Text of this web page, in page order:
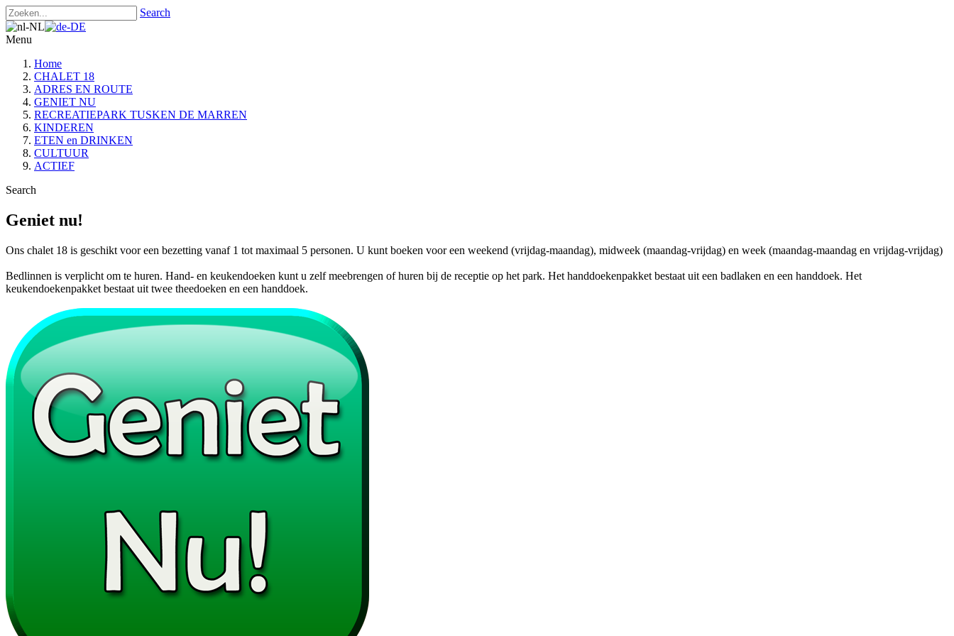
Search
Menu
Home
CHALET 18
ADRES EN ROUTE
GENIET NU
RECREATIEPARK TUSKEN DE MARREN
KINDEREN
ETEN en DRINKEN
CULTUUR
ACTIEF
Search
Geniet nu!
Ons chalet 18 is geschikt voor een bezetting vanaf 1 tot maximaal 5 personen. U kunt boeken voor een weekend (vrijdag-maandag), midweek (maandag-vrijdag) en week (maandag-maandag en vrijdag-vrijdag)
Bedlinnen is verplicht om te huren. Hand- en keukendoeken kunt u zelf meebrengen of huren bij de receptie op het park. Het handdoekenpakket bestaat uit een badlaken en een handdoek. Het
keukendoekenpakket bestaat uit twee theedoeken en een handdoek.